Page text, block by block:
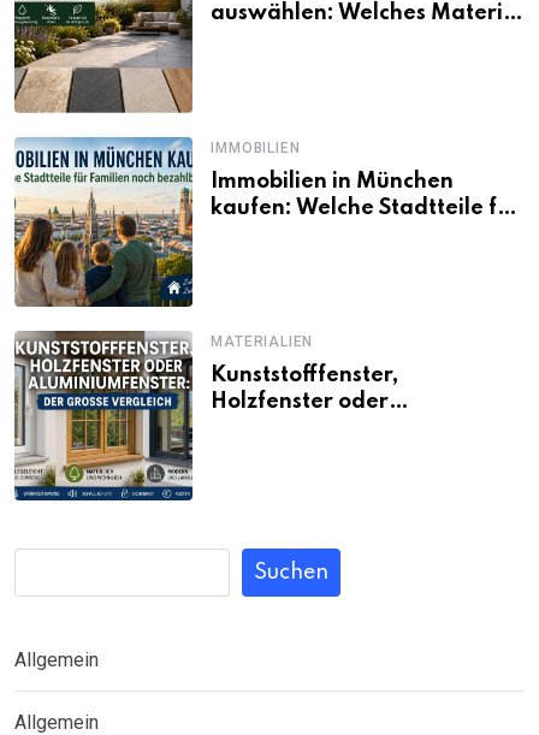
auswählen: Welches Material
IMMOBILIEN
Immobilien in München
kaufen: Welche Stadtteile für
MATERIALIEN
Kunststofffenster,
Holzfenster oder
Suchen
Allgemein
Allgemein